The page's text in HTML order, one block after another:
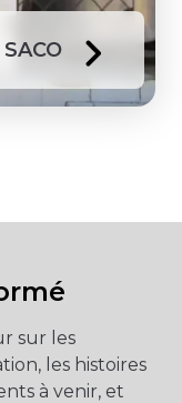
sur les
les histoires
à venir, et